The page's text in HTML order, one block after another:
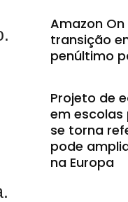
Amazon
transição
penúltimo
Projeto de
em escolas
se torna
pode
na Europa